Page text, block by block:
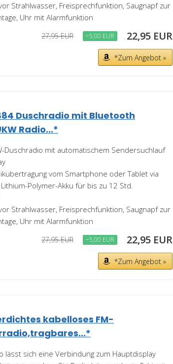
Strahlwasser, Freisprechfunktion, Saugnapf zur
Uhr mit Alarmfunktion
27,95 EUR −5,00 EUR 22,95 EUR
*Zum Angebot »
Duschradio mit Bluetooth
Radio...*
Duschradio mit automatischem Sendersuchlauf
vom Smartphone oder Tablet via
Polymer-Akku für bis zu 12 Std.
Strahlwasser, Freisprechfunktion, Saugnapf zur
Uhr mit Alarmfunktion
27,95 EUR −5,00 EUR 22,95 EUR
*Zum Angebot »
kabelloses FM-
lässt sich eine Verbindung zum Hauptdisplay